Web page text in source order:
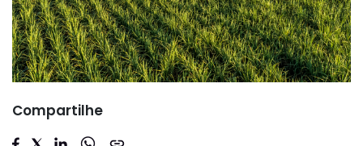
Compartilhe